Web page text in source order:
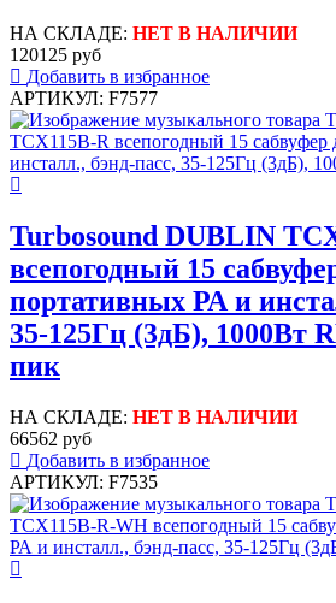
НА СКЛАДЕ: НЕТ В НАЛИЧИИ
120125 руб
Добавить в избранное
АРТИКУЛ: F7577
Turbosound DUBLIN
всепогодный 15
портативных РА и
35-125Гц (3дБ), 1000Вт
пик
НА СКЛАДЕ: НЕТ В НАЛИЧИИ
66562 руб
Добавить в избранное
АРТИКУЛ: F7535